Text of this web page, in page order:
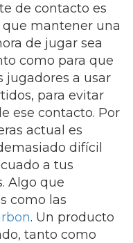
de contacto es
que mantener una
de jugar sea
como para que
jugadores a usar
para evitar
ese contacto. Por
actual es
difícil
a tus
Algo que
como las
. Un producto
tanto como